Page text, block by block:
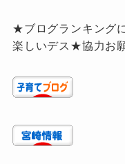
★ブログランキング
楽しいデス★協力お